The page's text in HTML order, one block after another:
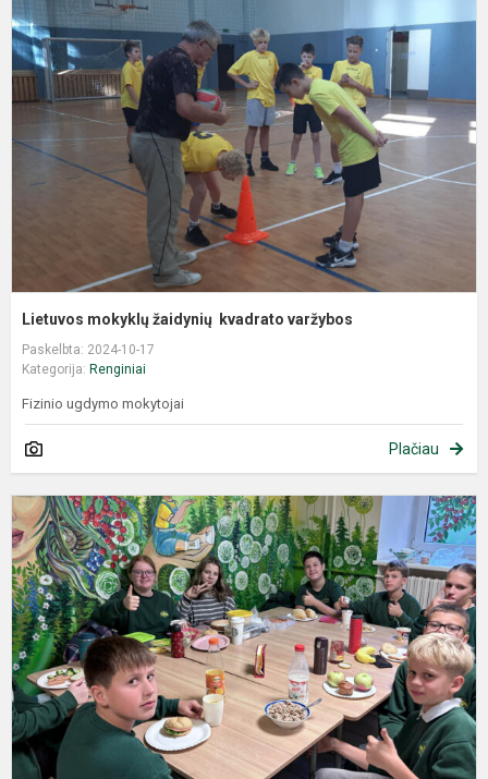
Lietuvos mokyklų žaidynių kvadrato varžybos
Paskelbta: 2024-10-17
Kategorija: Renginiai
Fizinio ugdymo mokytojai
Plačiau